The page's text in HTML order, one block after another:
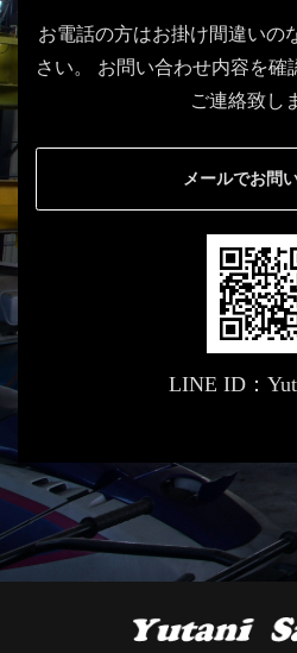
お電話の方はお掛け間違いの
さい。
お問い合わせ内容を確
ご連絡致し
メールでお問
LINE ID：